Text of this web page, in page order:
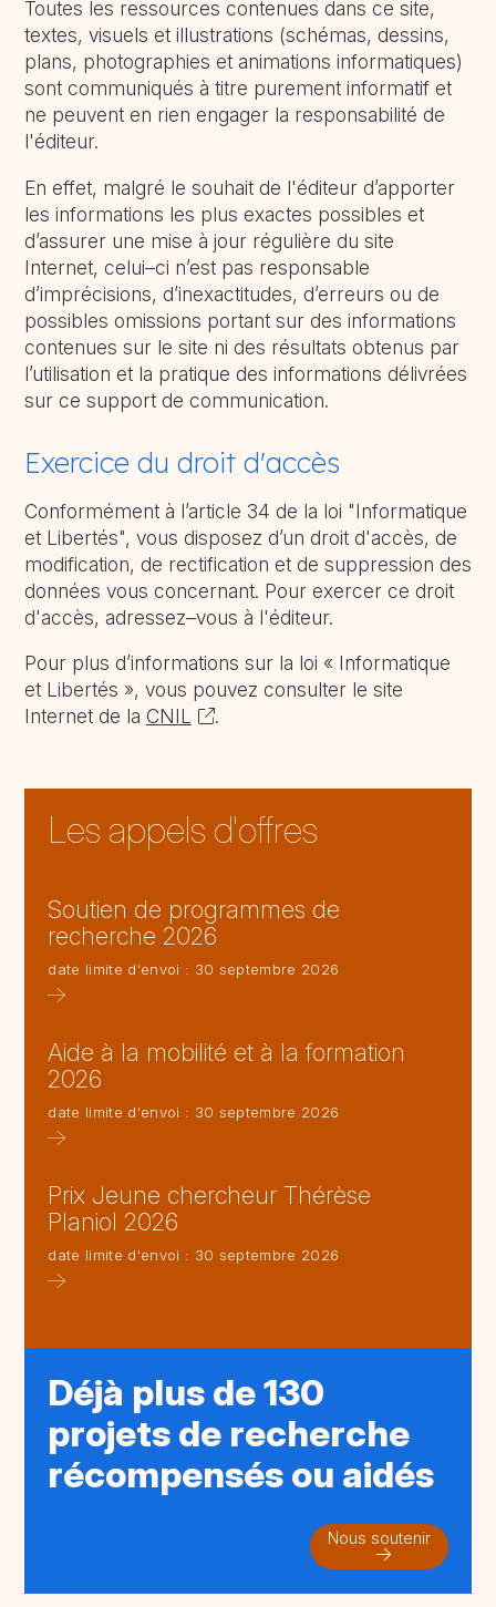
Toutes les ressources contenues dans ce site,
textes, visuels et illustrations (schémas, dessins,
plans, photographies et animations informatiques)
sont communiqués à titre purement informatif et
ne peuvent en rien engager la responsabilité de
l'éditeur.
En effet, malgré le souhait de l'éditeur d’apporter
les informations les plus exactes possibles et
d’assurer une mise à jour régulière du site
Internet, celui–ci n’est pas responsable
d’imprécisions, d’inexactitudes, d’erreurs ou de
possibles omissions portant sur des informations
contenues sur le site ni des résultats obtenus par
l’utilisation et la pratique des informations délivrées
sur ce support de communication.
Exercice du droit d'accès
Conformément à l’article 34 de la loi "Informatique
et Libertés", vous disposez d’un droit d'accès, de
modification, de rectification et de suppression des
données vous concernant. Pour exercer ce droit
d'accès, adressez–vous à l'éditeur.
Pour plus d’informations sur la loi « Informatique
et Libertés », vous pouvez consulter le site
Internet de la CNIL .
Les appels d'offres
Soutien de programmes de
recherche 2026
date limite d'envoi : 30 septembre 2026
Aide à la mobilité et à la formation
2026
date limite d'envoi : 30 septembre 2026
Prix Jeune chercheur Thérèse
Planiol 2026
date limite d'envoi : 30 septembre 2026
Déjà plus de 130
projets de recherche
récompensés ou aidés
Nous soutenir